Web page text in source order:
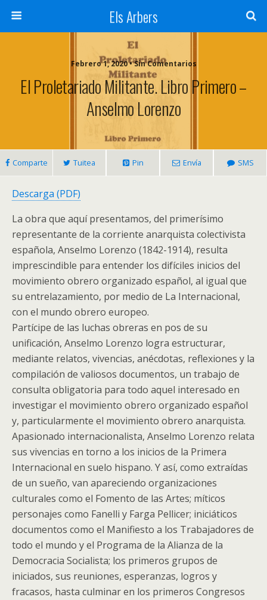
Els Arbers
Febrero 1, 2020 • Sin Comentarios
El Proletariado Militante. Libro Primero –
Anselmo Lorenzo
Comparte Tuitea Pin Envía SMS
Descarga (PDF)
La obra que aquí presentamos, del primerísimo
representante de la corriente anarquista colectivista
española, Anselmo Lorenzo (1842-1914), resulta
imprescindible para entender los difíciles inicios del
movimiento obrero organizado español, al igual que
su entrelazamiento, por medio de La Internacional,
con el mundo obrero europeo.
Partícipe de las luchas obreras en pos de su
unificación, Anselmo Lorenzo logra estructurar,
mediante relatos, vivencias, anécdotas, reflexiones y la
compilación de valiosos documentos, un trabajo de
consulta obligatoria para todo aquel interesado en
investigar el movimiento obrero organizado español
y, particularmente el movimiento obrero anarquista.
Apasionado internacionalista, Anselmo Lorenzo relata
sus vivencias en torno a los inicios de la Primera
Internacional en suelo hispano. Y así, como extraídas
de un sueño, van apareciendo organizaciones
culturales como el Fomento de las Artes; míticos
personajes como Fanelli y Farga Pellicer; iniciáticos
documentos como el Manifiesto a los Trabajadores de
todo el mundo y el Programa de la Alianza de la
Democracia Socialista; los primeros grupos de
iniciados, sus reuniones, esperanzas, logros y
fracasos, hasta culminar en los primeros Congresos